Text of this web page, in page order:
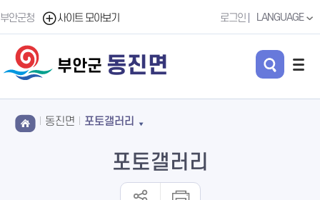
부안군청 사이트 모아보기 로그인 LANGUAGE
부안군 동진면
동진면 포토갤러리
포토갤러리